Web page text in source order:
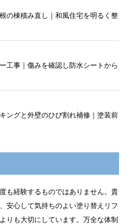
の棟積み直し｜和風住宅を明るく整
工事｜傷みを確認し防水シートから
ングと外壁のひび割れ補修｜塗装前
も経験するものではありません。貴
安心して気持ちのよい塗り替えリフ
りも大切にしています。万全な体制